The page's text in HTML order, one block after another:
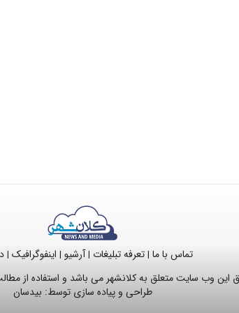
تماس با ما |تعرفه تبلیغات |آرشیو | اینفوگرافیک |
وب سایت متعلق به کلانشهر می باشد و استفاده از
طراحی و پیاده سازی توسط: بیدسان